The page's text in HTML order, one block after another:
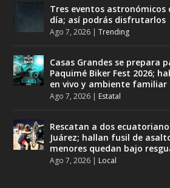
Tres eventos astronómicos
día; así podrás disfrutarlos
Ago 7, 2026 |Trending
Casas Grandes se prepara
Paquimé Biker Fest 2026;
en vivo y ambiente familiar
Ago 7, 2026 | Estatal
Rescatan a dos
Juárez; hallan fusil de
menores quedan bajo
Ago 7, 2026 | Local